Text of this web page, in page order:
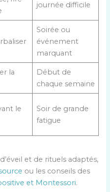
journée difficile
Soirée ou
événement
marquant
la
Début de
chaque semaine
le
Soir de grande
fatigue
et de rituels adaptés,
ou les conseils des
et Montessori.